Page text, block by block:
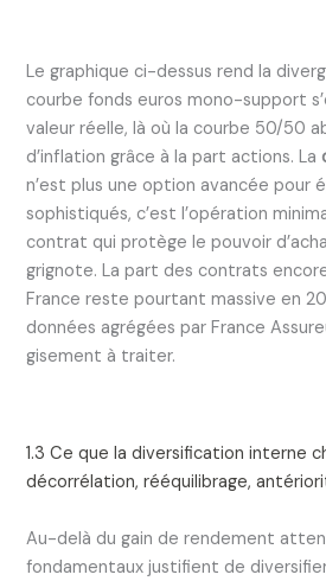
Le graphique ci-dessus rend la
courbe fonds euros mono-support
valeur réelle, là où la courbe 50/50
d’inflation grâce à la part actions. La
n’est plus une option avancée pour
sophistiqués, c’est l’opération
contrat qui protège le pouvoir
grignote. La part des contrats
France reste pourtant massive en
données agrégées par France
gisement à traiter.
1.3 Ce que la diversification interne
décorrélation, rééquilibrage,
Au-delà du gain de rendement
fondamentaux justifient de